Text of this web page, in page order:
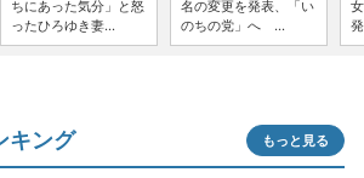
ちにあった気分」と怒
ったひろゆき妻...
名の変更を発表、「い
のちの党」へ ...
キング もっと見る